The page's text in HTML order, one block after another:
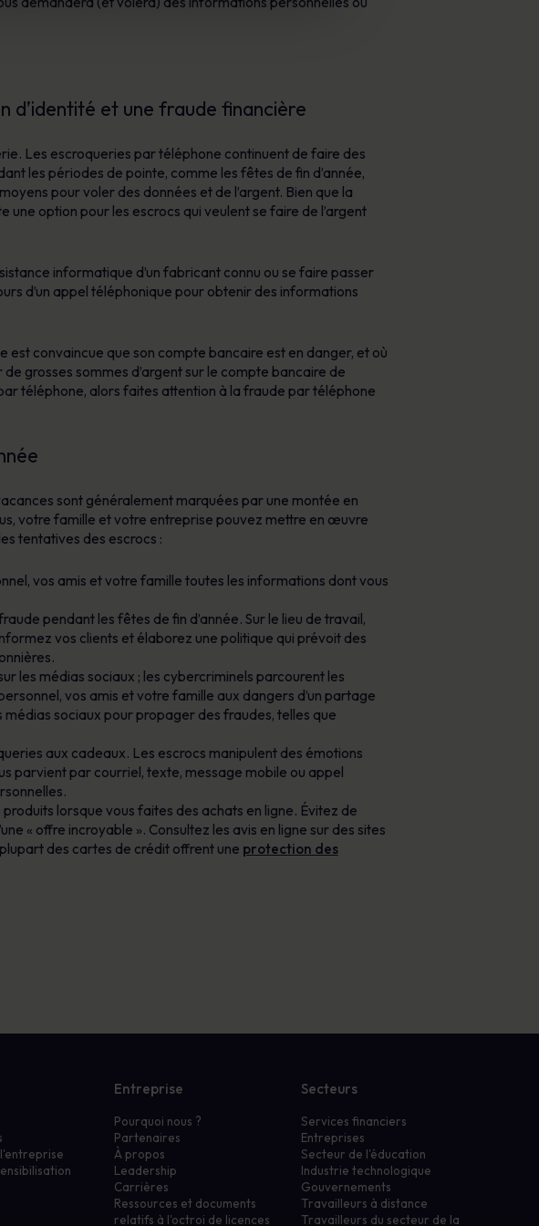
d’identité et une fraude financière
Les escroqueries par téléphone continuent de faire des
les périodes de pointe, comme les fêtes de fin d’année,
pour voler des données et de l’argent. Bien que la
option pour les escrocs qui veulent se faire de l’argent
informatique d’un fabricant connu ou se faire passer
d’un appel téléphonique pour obtenir des informations
convaincue que son compte bancaire est en danger, et où
grosses sommes d’argent sur le compte bancaire de
téléphone, alors faites attention à la fraude par téléphone
sont généralement marquées par une montée en
votre famille et votre entreprise pouvez mettre en œuvre
tentatives des escrocs :
vos amis et votre famille toutes les informations dont vous
pendant les fêtes de fin d’année. Sur le lieu de travail,
vos clients et élaborez une politique qui prévoit des
les médias sociaux ; les cybercriminels parcourent les
vos amis et votre famille aux dangers d’un partage
sociaux pour propager des fraudes, telles que
aux cadeaux. Les escrocs manipulent des émotions
parvient par courriel, texte, message mobile ou appel
lorsque vous faites des achats en ligne. Évitez de
« offre incroyable ». Consultez les avis en ligne sur des sites
des cartes de crédit offrent une protection des
Entreprise
Pourquoi nous ?
Partenaires
À propos
Leadership
Carrières
Ressources et documents
relatifs à l'octroi de licences
Secteurs
Services financiers
Entreprises
Secteur de l'éducation
Industrie technologique
Gouvernements
Travailleurs à distance
Travailleurs du secteur de la